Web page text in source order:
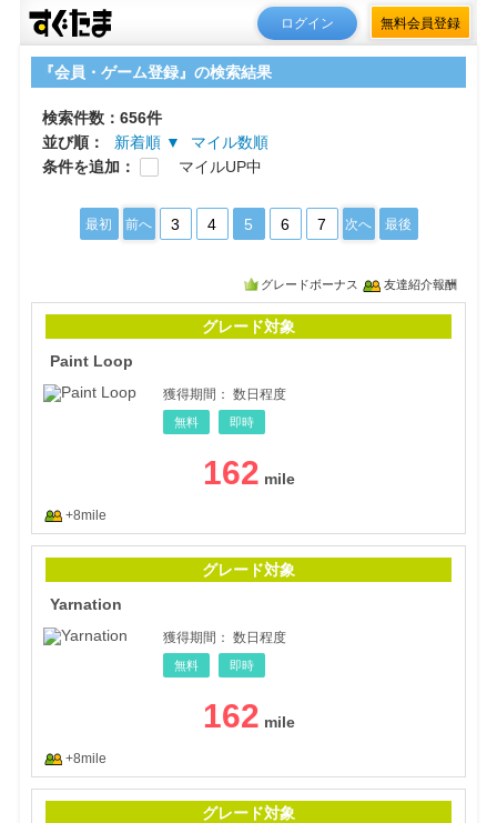
ログイン 無料会員登録
『会員・ゲーム登録』の検索結果
検索件数：656件
並び順：
新着順 ▼
マイル数順
条件を追加：
マイルUP中
最初 前へ 3 4 5 6 7 次へ 最後
グレードボーナス 友達紹介報酬
グレード対象
Paint Loop
獲得期間： 数日程度
無料 即時
162
+8mile
グレード対象
Yarnation
獲得期間： 数日程度
無料 即時
162
+8mile
グレード対象